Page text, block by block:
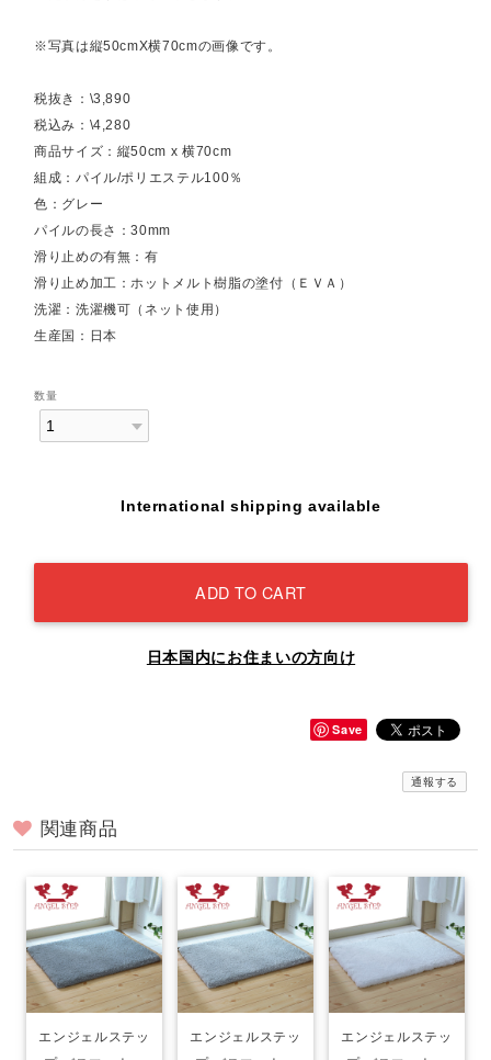
※写真は縦50cmX横70cmの画像です。
税抜き：\3,890
税込み：\4,280
商品サイズ：縦50cm x 横70cm
組成：パイル/ポリエステル100％
色：グレー
パイルの長さ：30mm
滑り止めの有無：有
滑り止め加工：ホットメルト樹脂の塗付（ＥＶＡ）
洗濯：洗濯機可（ネット使用）
生産国：日本
数量
International shipping available
ADD TO CART
日本国内にお住まいの方向け
Save
通報する
関連商品
エンジェルステッ
エンジェルステッ
エンジェルステッ